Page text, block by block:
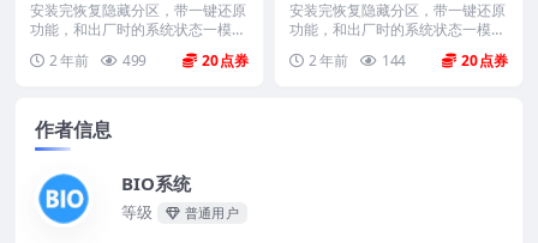
系统 oem系统镜像下载
安装完恢复隐藏分区，带一键还原
功能，和出厂时的系统状态一模一
2 年前 499 20
m系统镜像下载
安装完恢复隐藏分区，带一键还原
功能，和出厂时的系统状态一模一
2 年前 144 20
作者信息
BIO系统
等级 普通用户